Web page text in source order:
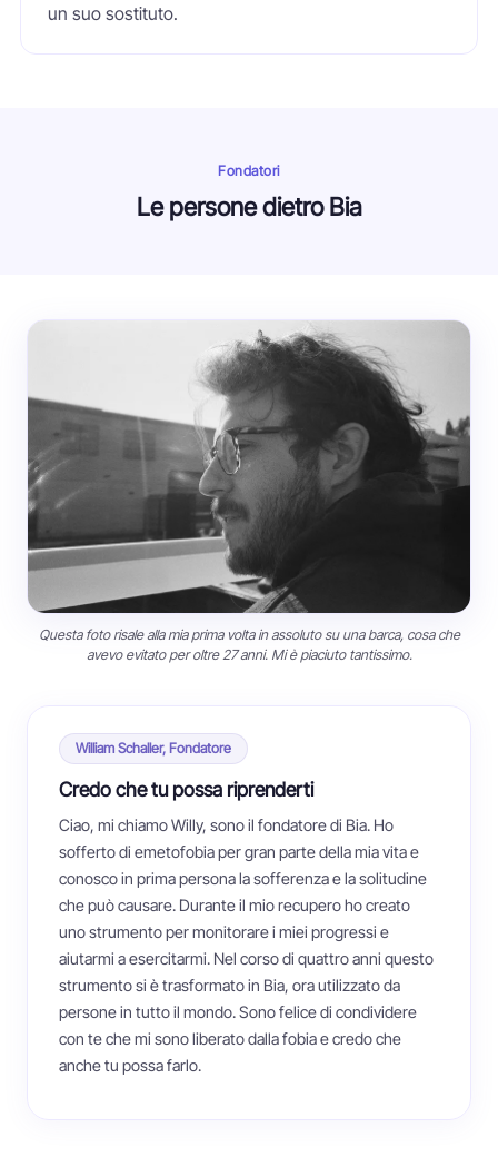
un suo sostituto.
Fondatori
Le persone dietro Bia
Questa foto risale alla mia prima volta in assoluto su una barca, cosa che
avevo evitato per oltre 27 anni. Mi è piaciuto tantissimo.
William Schaller, Fondatore
Credo che tu possa riprenderti
Ciao, mi chiamo Willy, sono il fondatore di Bia. Ho
sofferto di emetofobia per gran parte della mia vita e
conosco in prima persona la sofferenza e la solitudine
che può causare. Durante il mio recupero ho creato
uno strumento per monitorare i miei progressi e
aiutarmi a esercitarmi. Nel corso di quattro anni questo
strumento si è trasformato in Bia, ora utilizzato da
persone in tutto il mondo. Sono felice di condividere
con te che mi sono liberato dalla fobia e credo che
anche tu possa farlo.